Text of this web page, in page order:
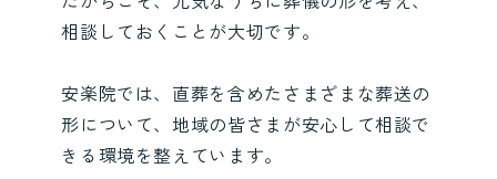
相談しておくことが大切です。
安楽院では、直葬を含めたさまざまな葬送の
形について、地域の皆さまが安心して相談で
きる環境を整えています。